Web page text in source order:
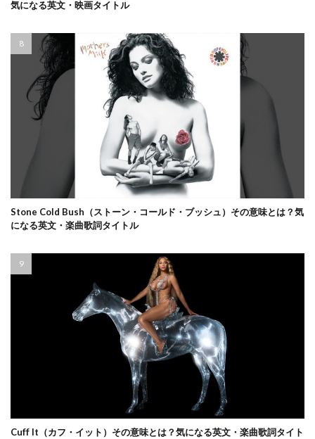
気になる英文・映画タイトル
Stone Cold Bush（ストーン・コールド・ブッシュ）その意味とは？気
になる英文・楽曲歌詞タイトル
Cuff It（カフ・イット）その意味とは？気になる英文・楽曲歌詞タイト